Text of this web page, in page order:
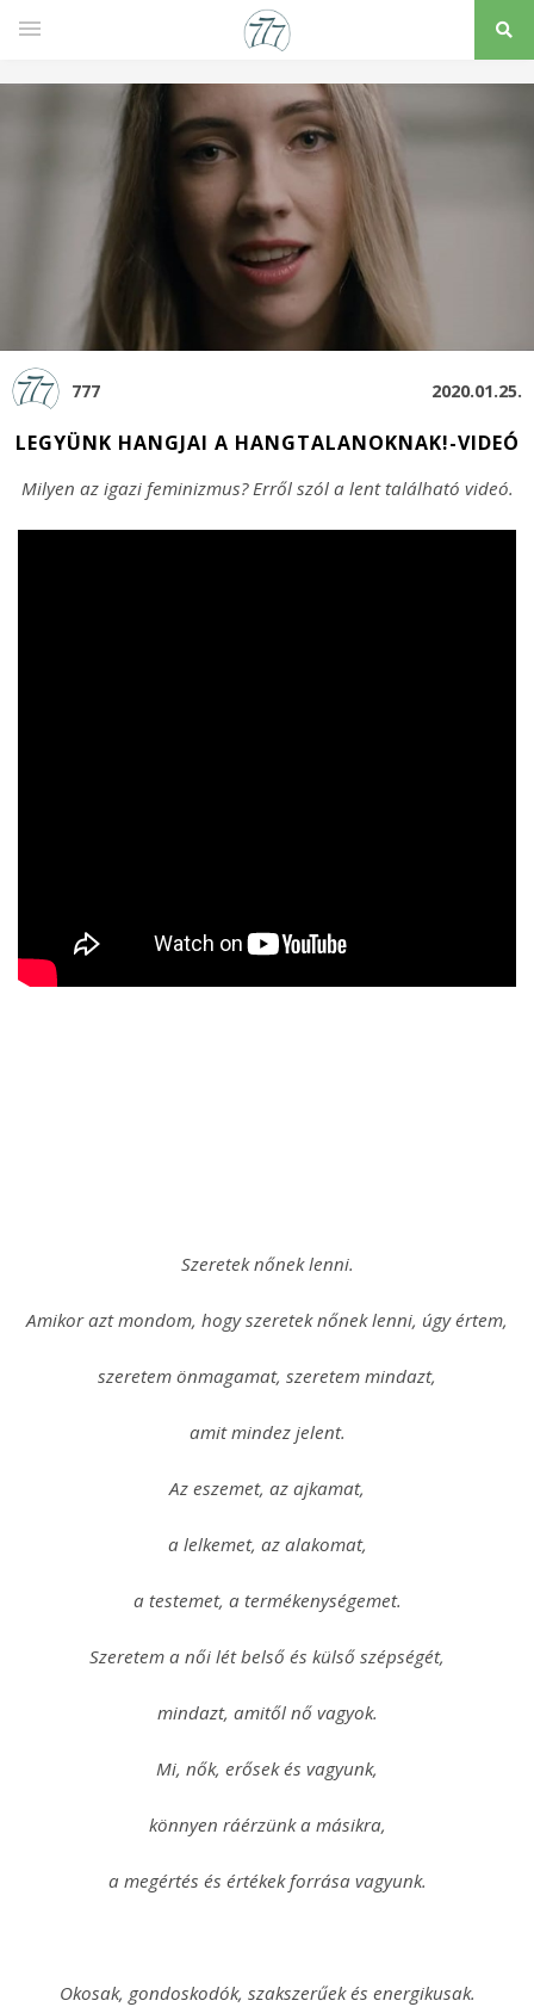
777 2020.01.25.
LEGYÜNK HANGJAI A HANGTALANOKNAK!-VIDEÓ
Milyen az igazi feminizmus? Erről szól a lent található videó.
Szeretek nőnek lenni.
Amikor azt mondom, hogy szeretek nőnek lenni, úgy értem,
szeretem önmagamat, szeretem mindazt,
amit mindez jelent.
Az eszemet, az ajkamat,
a lelkemet, az alakomat,
a testemet, a termékenységemet.
Szeretem a női lét belső és külső szépségét,
mindazt, amitől nő vagyok.
Mi, nők, erősek és vagyunk,
könnyen ráérzünk a másikra,
a megértés és értékek forrása vagyunk.
Okosak, gondoskodók, szakszerűek és energikusak.